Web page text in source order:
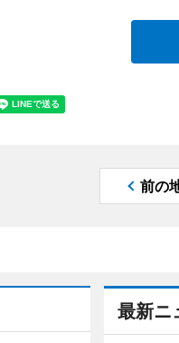
前の
最新ニ